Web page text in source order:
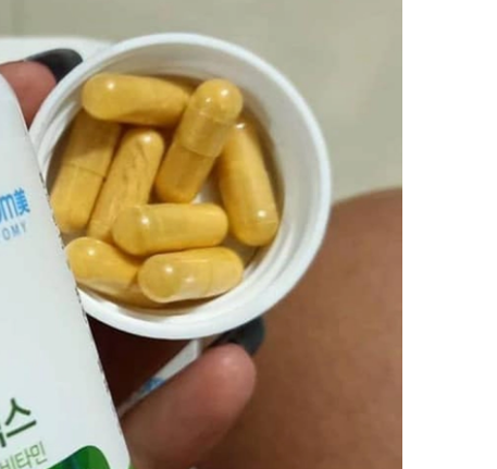
V
IÊN PHỤ KHOA GIÚP CÂN BẰNG VI SINH ÂM ĐẠO, TĂNG VI KHUẨN CÓ LỢI, DIỆT VI KHUẨN GÂY BỆNH VIÊM NHIỄM, NẤM, MÙI HÔI VÀ NGĂN NGỪA TÁI PHÁT (250MG X 45 VIÊN) - ATOMY WINNER BALANCE - 애터미 위너 밸런스 - ПОБЕДИТЕЛЬ БАЛАНСА ATOMY
889.000₫